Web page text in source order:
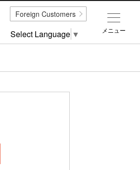
メニュー
Foreign Customers
Select Language ▼